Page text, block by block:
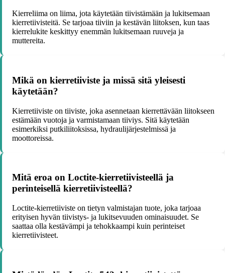
Kierreliima on liima, jota käytetään tiivistämään ja lukitsemaan
kierretiivisteitä. Se tarjoaa tiiviin ja kestävän liitoksen, kun taas
kierrelukite keskittyy enemmän lukitsemaan ruuveja ja
muttereita.
Mikä on kierretiiviste ja missä sitä yleisesti
käytetään?
Kierretiiviste on tiiviste, joka asennetaan kierrettävään liitokseen
estämään vuotoja ja varmistamaan tiiviys. Sitä käytetään
esimerkiksi putkiliitoksissa, hydraulijärjestelmissä ja
moottoreissa.
Mitä eroa on Loctite-kierretiivisteellä ja
perinteisellä kierretiivisteellä?
Loctite-kierretiiviste on tietyn valmistajan tuote, joka tarjoaa
erityisen hyvän tiivistys- ja lukitsevuuden ominaisuudet. Se
saattaa olla kestävämpi ja tehokkaampi kuin perinteiset
kierretiivisteet.